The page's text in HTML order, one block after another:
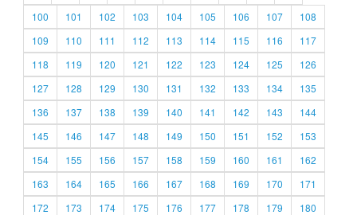
100
101 102 103 104 105 106 107
108
109
110 111 112 113 114 115 116
117
118
119 120 121 122 123 124 125
126
127
128 129 130 131 132 133 134
135
136
137 138 139 140 141 142 143
144
145
146 147 148 149 150 151 152
153
154
155 156 157 158 159 160 161
162
163
164 165 166 167 168 169 170
171
172
173 174 175 176 177 178 179
180